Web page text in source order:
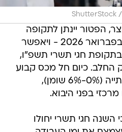
/
ShutterStock
הפטור יינתן לתקופה
של חצי שנה - עד ל־28 בפברואר 2026 - ויאפשר
חגי תשרי תשפ"ו,
החלב. כיום חל מכס קבוע
של עד 40% על חלב לשתייה (0%-6% שומן),
בפני היבוא.
חגי תשרי יחולו